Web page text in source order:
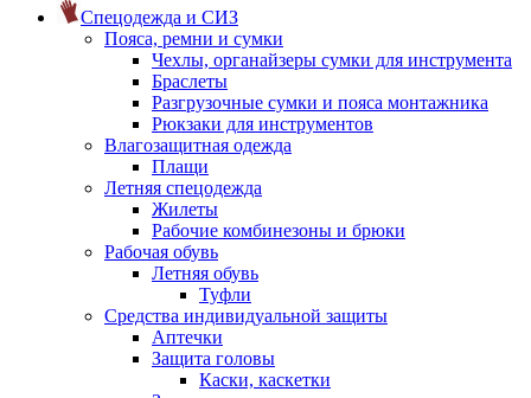
Спецодежда и СИЗ
Пояса, ремни и сумки
Чехлы, органайзеры сумки для инструмента
Браслеты
Разгрузочные сумки и пояса монтажника
Рюкзаки для инструментов
Влагозащитная одежда
Плащи
Летняя спецодежда
Жилеты
Рабочие комбинезоны и брюки
Рабочая обувь
Летняя обувь
Туфли
Средства индивидуальной защиты
Аптечки
Защита головы
Каски, каскетки